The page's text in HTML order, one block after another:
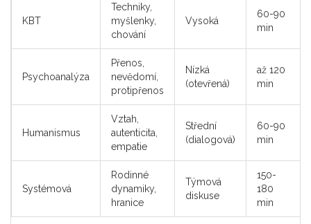
KBT
Techniky,
myšlenky,
chování
Vysoká
60-90
min
Psychoanalýza
Přenos,
nevědomí,
protipřenos
Nízká
(otevřená)
až 120
min
Humanismus
Vztah,
autenticita,
empatie
Střední
(dialogová)
60-90
min
Systémová
Rodinné
dynamiky,
hranice
Týmová
diskuse
150-
180
min